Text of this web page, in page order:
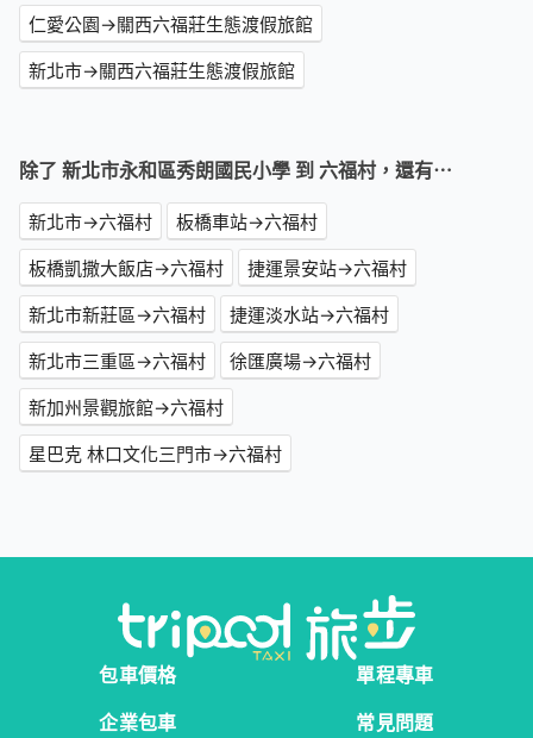
仁愛公園→關西六福莊生態渡假旅館
新北市→關西六福莊生態渡假旅館
除了 新北市永和區秀朗國民小學 到 六福村，還有⋯
新北市→六福村
板橋車站→六福村
板橋凱撒大飯店→六福村
捷運景安站→六福村
新北市新莊區→六福村
捷運淡水站→六福村
新北市三重區→六福村
徐匯廣場→六福村
新加州景觀旅館→六福村
星巴克 林口文化三門市→六福村
包車價格
單程專車
企業包車
常見問題